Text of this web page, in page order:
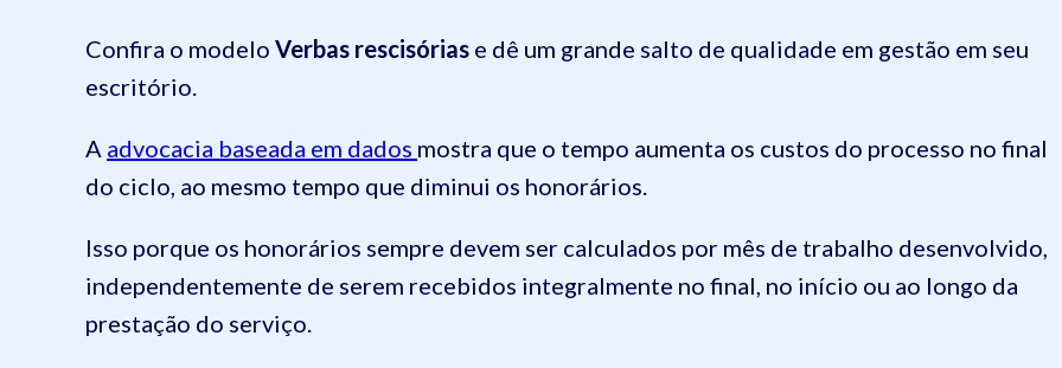
Confira o modelo Verbas rescisórias e dê um grande salto de qualidade em gestão em seu
escritório.
A advocacia baseada em dados mostra que o tempo aumenta os custos do processo no final
do ciclo, ao mesmo tempo que diminui os honorários.
Isso porque os honorários sempre devem ser calculados por mês de trabalho desenvolvido,
independentemente de serem recebidos integralmente no final, no início ou ao longo da
prestação do serviço.